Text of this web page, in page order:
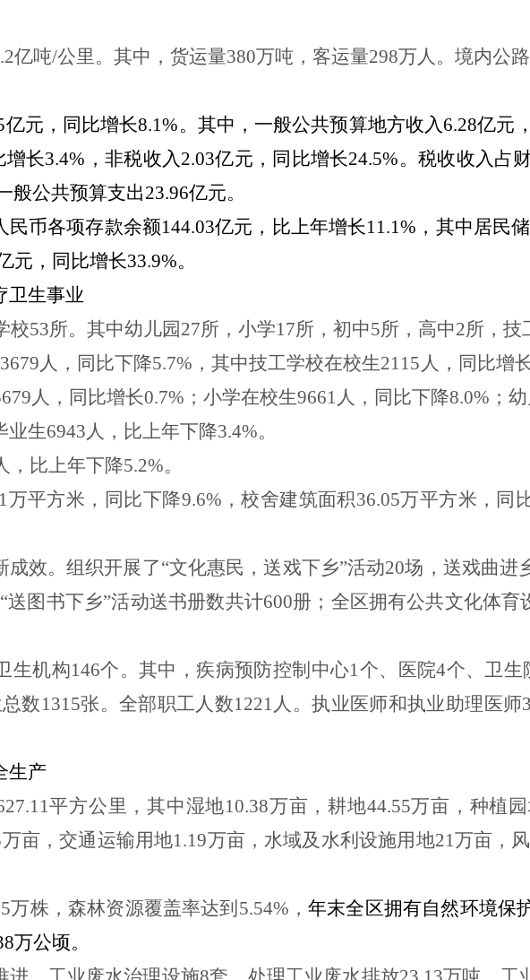
亿吨/公里。其中，货运量380万吨，客运量298万人。境内公
亿元，同比增长8.1%。其中，一般公共预算地方收入6.28亿元
增长3.4% ，非税收入2.03亿元，同比增长24.5%。税收收入占
般公共预算支出23.96亿元。
民币各项存款余额144.03亿元，比上年增长11.1% ，其中居民
元，同比增长33.9%。
卫生事业
校53所。其中幼儿园27所，小学17所，初中5所，高中2所，技
人，同比下降5.7% ，其中技工学校在校生2115 人，同比增
人，同比增长0.7% ；小学在校生9661 人，同比下降8.0% ；
业生6943人，比上年下降3.4%。
，比上年下降5.2%。
万平方米，同比下降9.6% ，校舍建筑面积36.05万平方米，同
成效。组织开展了“文化惠民，送戏下乡”活动20场，送戏曲进
送图书下乡”活动送书册数共计600册；全区拥有公共文化体育
生机构146个。其中，疾病预防控制中心1个、医院4个、卫生
数1315张。全部职工人数1221 人。执业医师和执业助理医师
生产
平方公里，其中湿地10.38万亩，耕地44.55万亩，种植
万亩，交通运输用地1.19万亩，水域及水利设施用地21万亩，
万株，森林资源覆盖率达到 5.54% ，年末全区拥有自然环境保
万公顷。